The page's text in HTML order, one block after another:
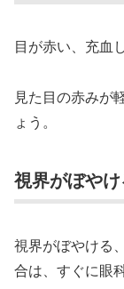
目が赤い、充血
見た目の赤みが
ょう。
視界がぼやけ
視界がぼやける
合は、すぐに眼